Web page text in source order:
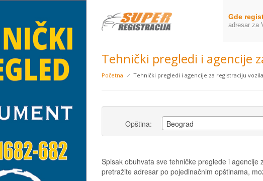
Gde
adresar za
Tehnički pregledi i agencije
Početna Tehnički pregledi i agencije za registraciju
Opština: Beograd
Spisak obuhvata sve tehničke preglede i
pretražite adresar po pojedinačnim opštinama,